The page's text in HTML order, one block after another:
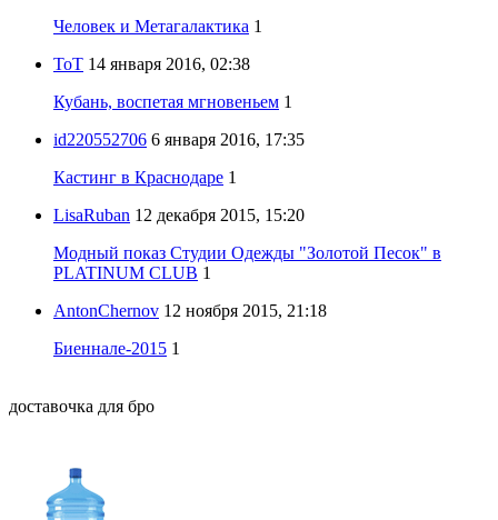
Человек и Метагалактика 1
ToT 14 января 2016, 02:38
Кубань, воспетая мгновеньем 1
id220552706 6 января 2016, 17:35
Кастинг в Краснодаре 1
LisaRuban 12 декабря 2015, 15:20
Модный показ Студии Одежды "Золотой Песок" в
PLATINUM CLUB 1
AntonChernov 12 ноября 2015, 21:18
Биеннале-2015 1
доставочка для бро